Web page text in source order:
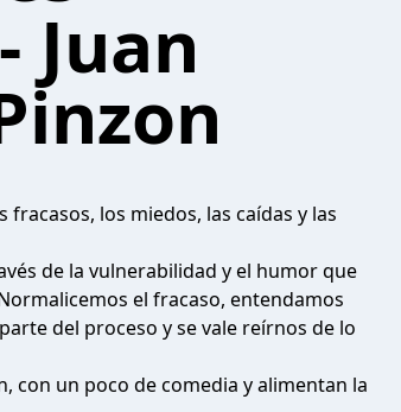
Juan
los miedos, las caídas y las
de la vulnerabilidad y el humor que
el fracaso, entendamos
del proceso y se vale reírnos de lo
con un poco de comedia y alimentan la